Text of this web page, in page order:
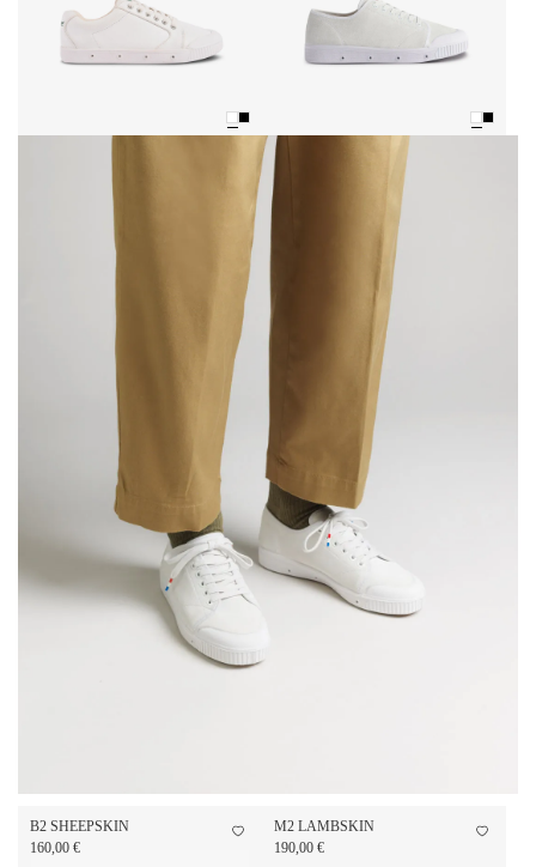
B2 SHEEPSKIN
160,00 €
M2 LAMBSKIN
190,00 €